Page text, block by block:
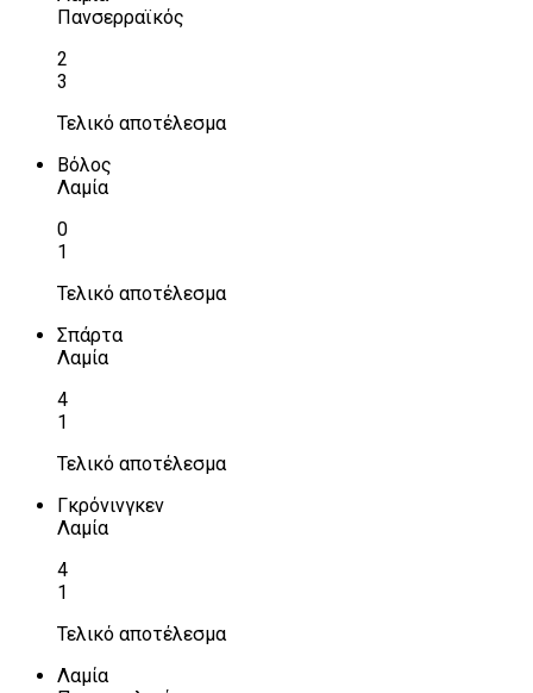
Πανσερραϊκός
2
3
Τελικό αποτέλεσμα
Βόλος
Λαμία
0
1
Τελικό αποτέλεσμα
Σπάρτα
Λαμία
4
1
Τελικό αποτέλεσμα
Γκρόνινγκεν
Λαμία
4
1
Τελικό αποτέλεσμα
Λαμία